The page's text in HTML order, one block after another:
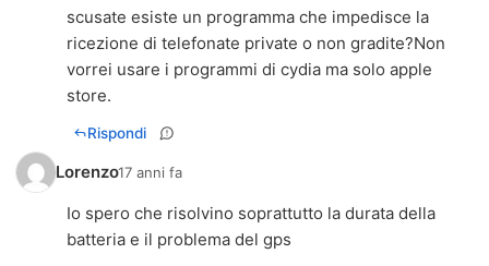
scusate esiste un programma che impedisce la
ricezione di telefonate private o non gradite?Non
vorrei usare i programmi di cydia ma solo apple
store.
Rispondi
Lorenzo17 anni fa
Io spero che risolvino soprattutto la durata della
batteria e il problema del gps